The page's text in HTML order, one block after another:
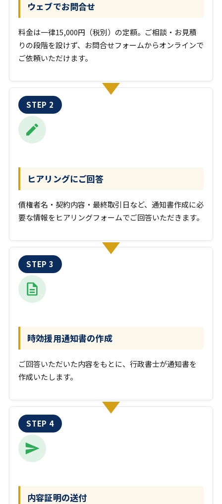
ウェブでお問合せ
料金は一律15,000円（税別）の定額。ご相談・お見積
りの段階を設けず、お問合せフォームからオンラインで
ご依頼いただけます。
ヒアリングにご回答
債権者名・契約内容・最終取引日など、通知書作成に必
要な情報をヒアリングフォームでご回答いただきます。
時効援用通知書の作成
ご回答いただいた内容をもとに、行政書士が通知書を
作成いたします。
内容証明の送付